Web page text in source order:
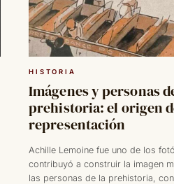
HISTORIA
Imágenes y personas
prehistoria: el origen
representación
Achille Lemoine fue uno de los
contribuyó a construir la imagen
las personas de la prehistoria,